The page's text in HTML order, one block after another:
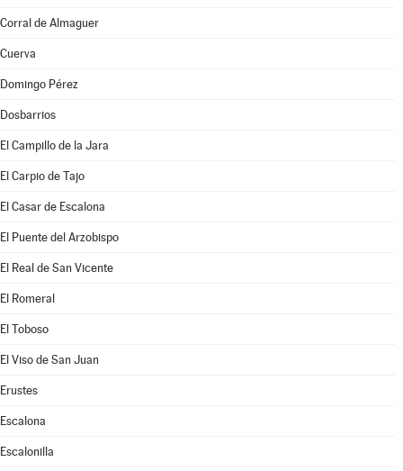
Corral de Almaguer
Cuerva
Domingo Pérez
Dosbarrios
El Campillo de la Jara
El Carpio de Tajo
El Casar de Escalona
El Puente del Arzobispo
El Real de San Vicente
El Romeral
El Toboso
El Viso de San Juan
Erustes
Escalona
Escalonilla